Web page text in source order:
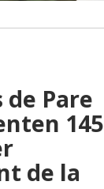
Pare
145
de la